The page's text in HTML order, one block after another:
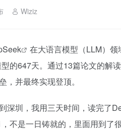
Wiziz
在大语言模型（LLM）
的647天。通过13篇论文的解
，并最终实现登顶。
深圳，我用三天时间，读完了
不是一日铸就的，里面用到了